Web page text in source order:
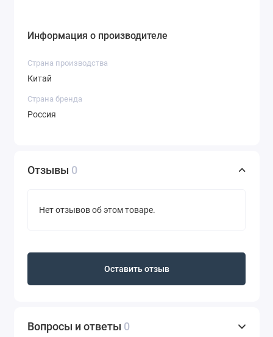
Информация о производителе
Страна производства
Китай
Страна бренда
Россия
Отзывы 0
Нет отзывов об этом товаре.
Оставить отзыв
Вопросы и ответы 0